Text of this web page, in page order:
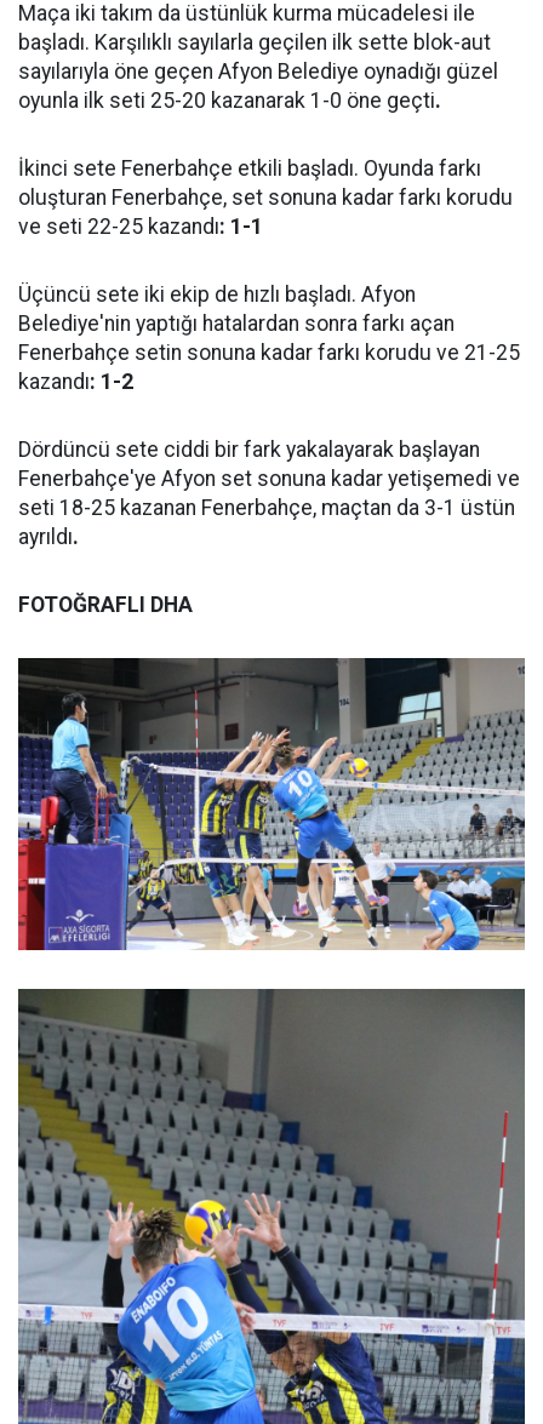
Maça iki takım da üstünlük kurma mücadelesi ile
başladı. Karşılıklı sayılarla geçilen ilk sette blok-aut
sayılarıyla öne geçen Afyon Belediye oynadığı güzel
oyunla ilk seti 25-20 kazanarak 1-0 öne geçti.
İkinci sete Fenerbahçe etkili başladı. Oyunda farkı
oluşturan Fenerbahçe, set sonuna kadar farkı korudu
ve seti 22-25 kazandı: 1-1
Üçüncü sete iki ekip de hızlı başladı. Afyon
Belediye'nin yaptığı hatalardan sonra farkı açan
Fenerbahçe setin sonuna kadar farkı korudu ve 21-25
kazandı: 1-2
Dördüncü sete ciddi bir fark yakalayarak başlayan
Fenerbahçe'ye Afyon set sonuna kadar yetişemedi ve
seti 18-25 kazanan Fenerbahçe, maçtan da 3-1 üstün
ayrıldı.
FOTOĞRAFLI DHA